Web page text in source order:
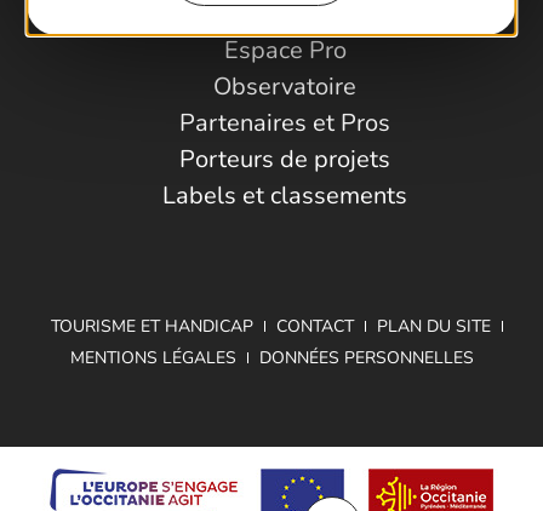
Espace Pro
Observatoire
Partenaires et Pros
Porteurs de projets
Labels et classements
TOURISME ET HANDICAP CONTACT
PLAN DU SITE
MENTIONS LÉGALES
DONNÉES PERSONNELLES